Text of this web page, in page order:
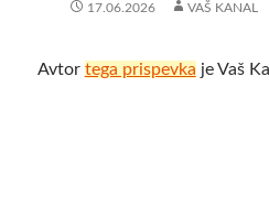
17.06.2026 VAŠ KANAL
Avtor tega prispevka je Vaš